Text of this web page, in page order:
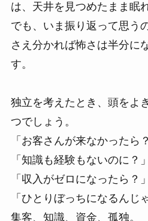
は、天井を見つめたまま眠
でも、いま振り返って思う
さえ分かれば怖さは半分に
す。
独立を考えたとき、頭をよ
つでしょう。
「お客さんが来なかったら？
「知識も経験もないのに？」
「収入がゼロになったら？」
「ひとりぼっちになるんじ
集客、知識、資金、孤独。